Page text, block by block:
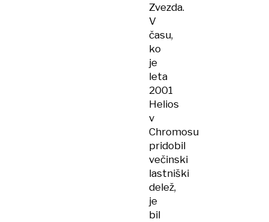
Zvezda.
V
času,
ko
je
leta
2001
Helios
v
Chromosu
pridobil
večinski
lastniški
delež,
je
bil